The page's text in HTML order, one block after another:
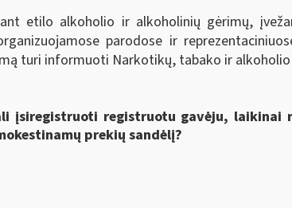
etilo alkoholio ir alkoholinių gėrimų,
parodose ir
turi informuoti Narkotikų, tabako ir
įsiregistruoti registruotu gavėju,
prekių sandėlį?